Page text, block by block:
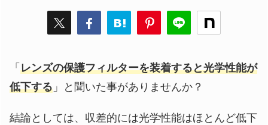
「 レンズの保護フィルターを装着すると光学性能が
低下する 」と聞いた事がありませんか？
結論としては、収差的には光学性能はほとんど低下